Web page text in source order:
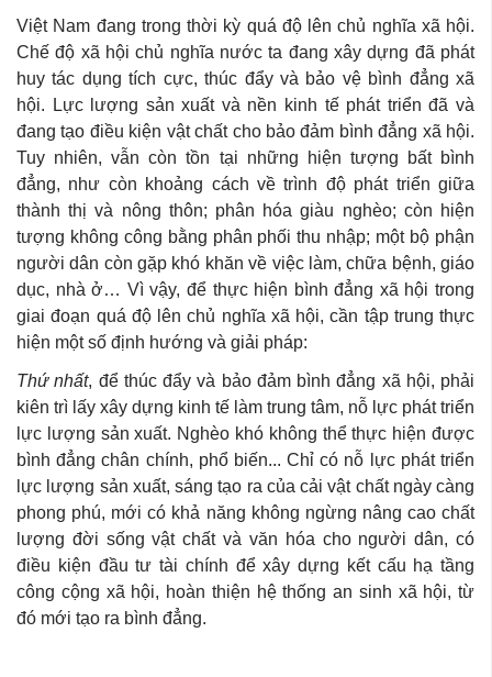
Việt Nam đang trong thời kỳ quá độ lên chủ nghĩa xã hội.
Chế độ xã hội chủ nghĩa nước ta đang xây dựng đã phát
huy tác dụng tích cực, thúc đẩy và bảo vệ bình đẳng xã
hội. Lực lượng sản xuất và nền kinh tế phát triển đã và
đang tạo điều kiện vật chất cho bảo đảm bình đẳng xã hội.
Tuy nhiên, vẫn còn tồn tại những hiện tượng bất bình
đẳng, như còn khoảng cách về trình độ phát triển giữa
thành thị và nông thôn; phân hóa giàu nghèo; còn hiện
tượng không công bằng phân phối thu nhập; một bộ phận
người dân còn gặp khó khăn về việc làm, chữa bệnh, giáo
dục, nhà ở… Vì vậy, để thực hiện bình đẳng xã hội trong
giai đoạn quá độ lên chủ nghĩa xã hội, cần tập trung thực
hiện một số định hướng và giải pháp:
Thứ nhất, để thúc đẩy và bảo đảm bình đẳng xã hội, phải
kiên trì lấy xây dựng kinh tế làm trung tâm, nỗ lực phát triển
lực lượng sản xuất. Nghèo khó không thể thực hiện được
bình đẳng chân chính, phổ biến... Chỉ có nỗ lực phát triển
lực lượng sản xuất, sáng tạo ra của cải vật chất ngày càng
phong phú, mới có khả năng không ngừng nâng cao chất
lượng đời sống vật chất và văn hóa cho người dân, có
điều kiện đầu tư tài chính để xây dựng kết cấu hạ tầng
công cộng xã hội, hoàn thiện hệ thống an sinh xã hội, từ
đó mới tạo ra bình đẳng.